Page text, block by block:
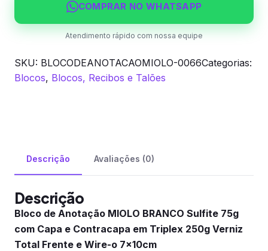
Capa
em
Triplex
COMPRAR NO WHATSAPP
Atendimento rápido com nossa equipe
SKU: BLOCODEANOTACAOMIOLO-0066Categorias:
Blocos, Blocos, Recibos e Talões
Descrição Avaliações (0)
Descrição
Bloco de Anotação MIOLO BRANCO Sulfite 75g
com Capa e Contracapa em Triplex 250g Verniz
Total Frente e Wire-o 7x10cm